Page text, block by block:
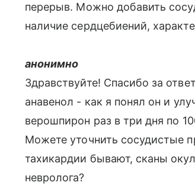
перерыв. Можно добавить
наличие сердцебиений,
анонимно
Здравствуйте! Спасибо за
анавенол - как я понял он и
верошпирон раз в три дня по
Можете уточнить сосудистые
тахикардии бывают, сканы
невролога?